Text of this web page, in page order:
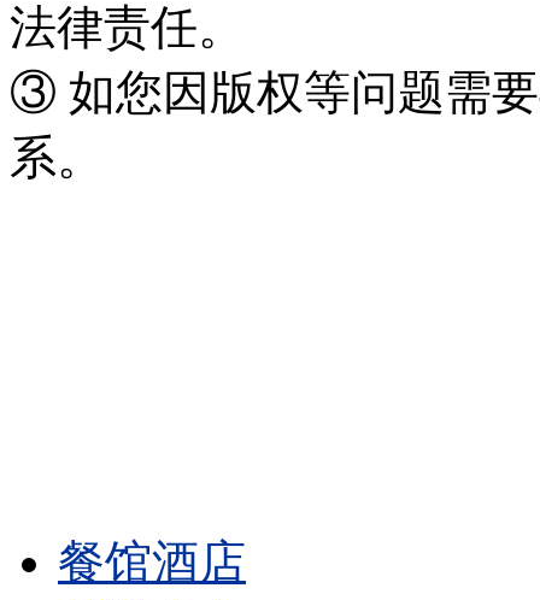
法律责任。
③ 如您因版权等问题需
系。
餐馆酒店